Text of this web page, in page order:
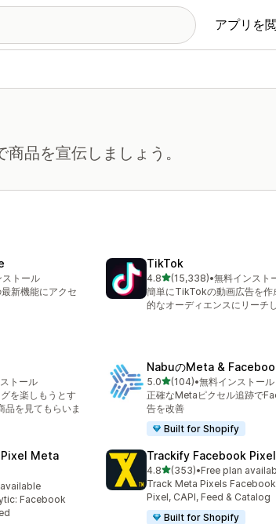
アプリを
品を宣伝しましょう。
トール
新機能にアクセ
TikTok
4.85つ星中
(15,338)
合計レビュー数：15338件
•無料インスト
簡単にTikTokの動画広告を作
的なオーディエンスにリーチ
トール
を楽しもうとす
品を見てもらいま
NabuのMeta &
5.05つ星中
(104)
合計レビュー数：104件
•無料インストール
正確なMetaピクセル追跡で
告を改善
Built for Shopify
Meta
Facebook
Trackify Facebook
4.85つ星中
(353)
合計レビュー数：353件
•Free plan
Track Meta Pixels
Pixel, CAPI, Feed & Catalog
Built for Shopify